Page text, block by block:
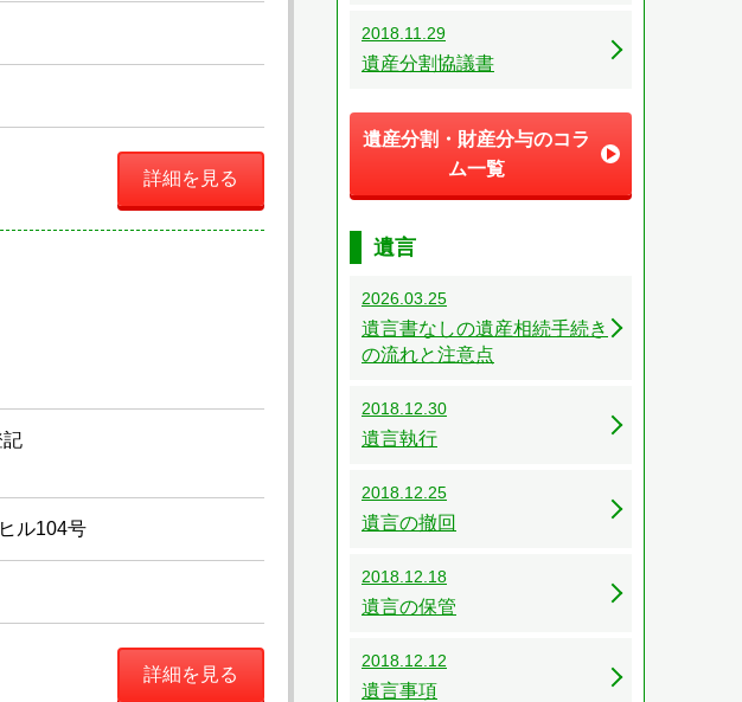
詳細を見る
記
ル104号
詳細を見る
2018.11.29
遺産分割協議書
遺産分割・財産分与のコラ
ム一覧
遺言
2026.03.25
遺言書なしの遺産相続手続き
の流れと注意点
2018.12.30
遺言執行
2018.12.25
遺言の撤回
2018.12.18
遺言の保管
2018.12.12
遺言事項